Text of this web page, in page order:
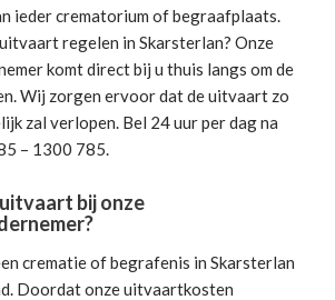
ieder crematorium of begraafplaats.
uitvaart regelen in Skarsterlan? Onze
komt direct bij u thuis langs om de
Wij zorgen ervoor dat de uitvaart zo
zal verlopen. Bel 24 uur per dag na
– 1300 785.
bij onze
crematie of begrafenis in Skarsterlan
Doordat onze uitvaartkosten